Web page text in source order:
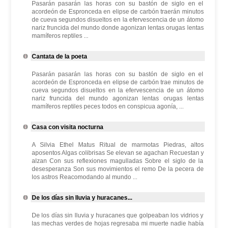
Pasarán pasarán las horas con su bastón de siglo en el
acordeón de Espronceda en elipse de carbón traerán minutos
de cueva segundos disueltos en la efervescencia de un átomo
nariz fruncida del mundo donde agonizan lentas orugas lentas
mamíferos reptiles ...
Cantata de la poeta
Pasarán pasarán las horas con su bastón de siglo en el
acordeón de Espronceda en elipse de carbón trae minutos de
cueva segundos disueltos en la efervescencia de un átomo
nariz fruncida del mundo agonizan lentas orugas lentas
mamíferos reptiles peces todos en conspicua agonía, ...
Casa con visita nocturna
A Silvia Ethel Matus Ritual de marmotas Piedras, altos
aposentos Algas colibrisas Se elevan se agachan Recuestan y
alzan Con sus reflexiones magulladas Sobre el siglo de la
desesperanza Son sus movimientos el remo De la pecera de
los astros Reacomodando al mundo ...
De los días sin lluvia y huracanes...
De los días sin lluvia y huracanes que golpeaban los vidrios y
las mechas verdes de hojas regresaba mi muerte nadie había